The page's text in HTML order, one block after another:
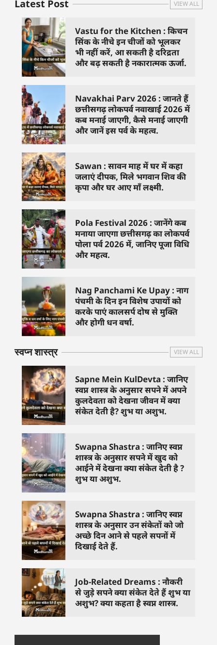
Latest Post VIEW ALL
Vastu for the Kitchen : किचन
सिंक के नीचे इन चीजों को भूलकर
भी नहीं करें, आ सकती है दरिद्रता
और बढ़ सकती है नकारात्मक ऊर्जा.
Navakhai Parv 2026 : जानते हैं
छत्तीसगढ़ लोकपर्व नवाखाई 2026 में
कब मनाई जाएगी, कैसे मनाई जाएगी
और जानें इस पर्व के महत्व.
Sawan : सावन माह में घर में कहा
जलाएं दीपक, मिले भगवान शिव की
कृपा और घर आए माँ लक्ष्मी.
Pola Festival 2026 : जानेंगे कब
मनाया जाएगा छत्तीसगढ़ का लोकपर्व
पोला पर्व 2026 में, जानिए पूजा विधि
और महत्व.
Nag Panchami Ke Upay : नाग
पंचमी के दिन इन विशेष उपायों को
करके पाएं कालसर्प दोष से मुक्ति
और होगी धन वर्षा.
स्वप्न शास्त्र VIEW ALL
Sapne Mein KulDevta : जानिए
स्वप्न शास्त्र के अनुसार सपने में अपने
कुलदेवता को देखना जीवन में क्या
संकेत देती है? शुभ या अशुभ.
Swapna Shastra : जानिए स्वप्न
शास्त्र के अनुसार सपने में खुद को
आईने में देखना क्या संकेत देती है ?
शुभ या अशुभ.
Swapna Shastra : जानिए स्वप्न
शास्त्र के अनुसार उन संकेतों को जो
अच्छे दिन आने से पहले सपनों में
दिखाई देते हैं.
Job-Related Dreams : नौकरी
से जुड़े सपने क्या संकेत देते हैं शुभ या
अशुभ? क्या कहता है स्वप्न शास्त्र.